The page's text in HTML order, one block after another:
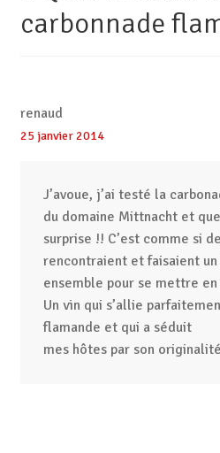
carbonnade
renaud
25 janvier 2014
J’avoue, j’ai testé la
du domaine Mittnacht et
surprise !! C’est comme si
rencontraient et faisaient
ensemble pour se mettre en
Un vin qui s’allie
flamande et qui a séduit
mes hôtes par son